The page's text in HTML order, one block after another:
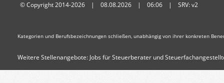
© Copyright 2014-2026 | 08.08.2026 | 06:06 | SRV: v2
Kategorien und Berufsbezeichnungen schließen, unabhängig von ihrer konkreten
Weitere Stellenangebote: Jobs für Steuerberater und